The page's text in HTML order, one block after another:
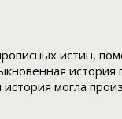
истин,
история могла